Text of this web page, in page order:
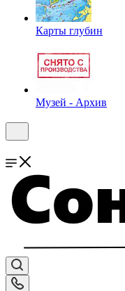
Карты глубин
Музей - Архив